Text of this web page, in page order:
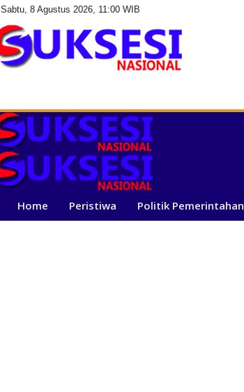
Sabtu, 8 Agustus 2026, 11:00 WIB
Home Peristiwa Politik Pemerintahan